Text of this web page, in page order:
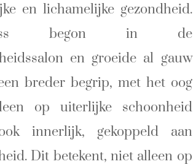
en lichamelijke gezondheid.
begon in de
en groeide al gauw
breder begrip, met het oog
op uiterlijke schoonheid
innerlijk, gekoppeld aan
Dit betekent, niet alleen op